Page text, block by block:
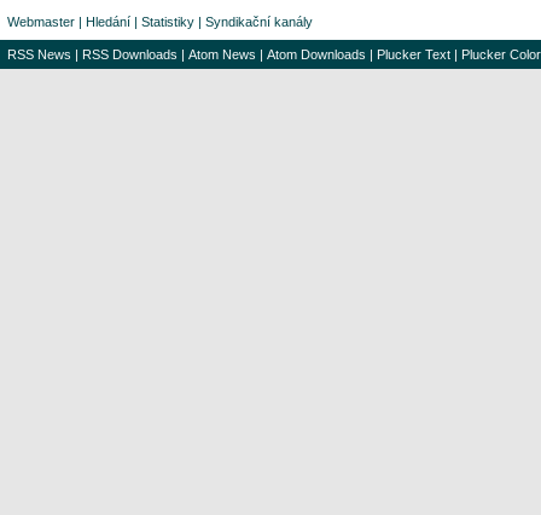
Webmaster | Hledání | Statistiky | Syndikační kanály
RSS News | RSS Downloads | Atom News | Atom Downloads | Plucker Text | Plucker Color